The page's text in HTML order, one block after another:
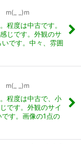
m(_ _)m
程度は中古です。
じです。外観のサ
です。中々、雰囲
m(_ _)m
程度は中古で、小
です。外観のサイ
す。画像の1点の